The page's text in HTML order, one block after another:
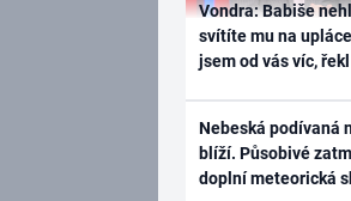
Vondra: Babiše
svítíte mu na
jsem od vás víc,
Nebeská podívaná
blíží. Působivé
doplní meteorická